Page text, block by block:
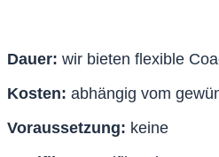
Dauer: wir bieten flexible
Kosten: abhängig vom
Voraussetzung: keine